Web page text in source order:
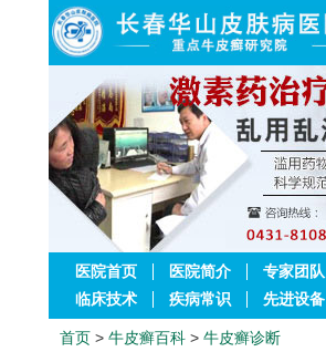
医院首页 医院简介 专家团队
临床技术
疾病常识 先进设备
首页 > 牛皮癣百科 > 牛皮癣诊断